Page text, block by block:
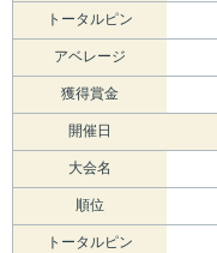
トータルピン
アベレージ
獲得賞金
開催日
大会名
順位
トータルピン